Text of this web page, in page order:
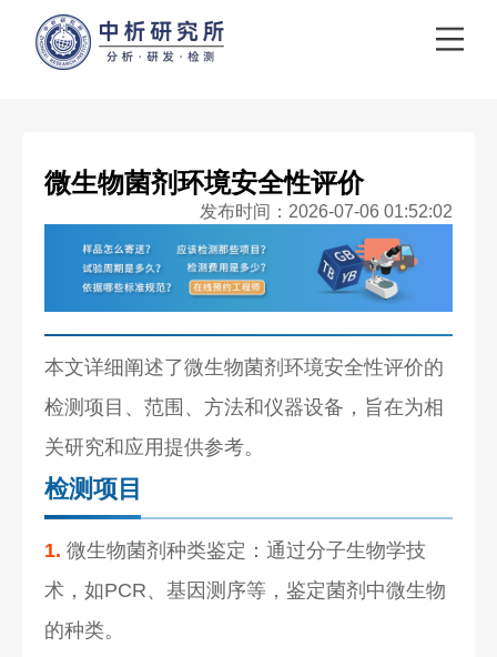
微生物菌剂环境安全性评价
发布时间：2026-07-06 01:52:02
本文详细阐述了微生物菌剂环境安全性评价的
检测项目、范围、方法和仪器设备，旨在为相
关研究和应用提供参考。
检测项目
1. 微生物菌剂种类鉴定：通过分子生物学技
术，如PCR、基因测序等，鉴定菌剂中微生物
的种类。